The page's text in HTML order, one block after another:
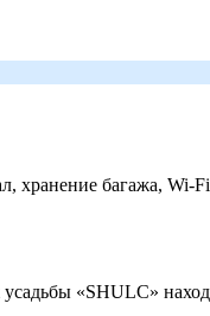
хранение багажа, Wi-
«SHULC»